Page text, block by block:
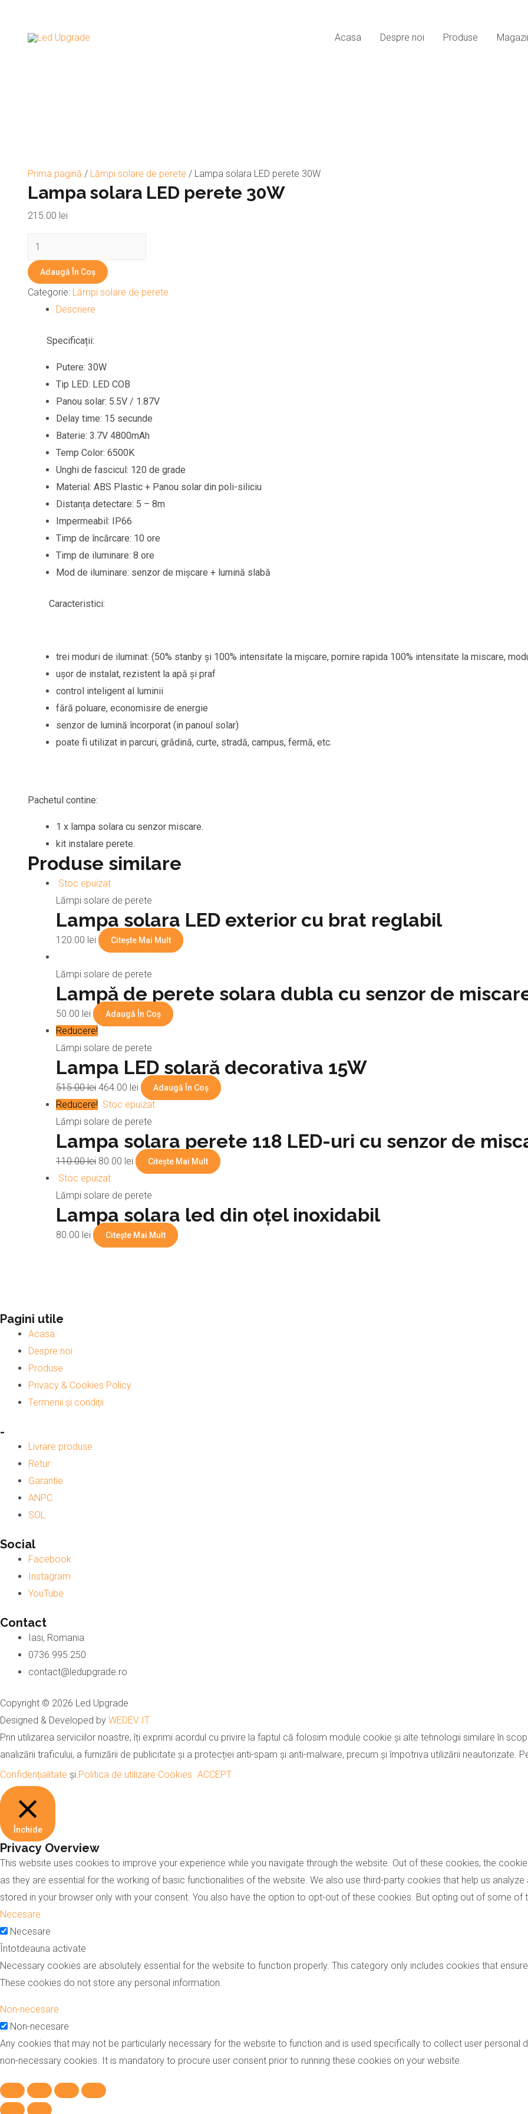
Acasa Despre noi Produse
Prima pagină / Lămpi solare de perete / Lampa solara LED perete 30W
Lampa solara LED perete 30W
215.00 lei
Cantitate
Lampa
solara
LED
perete
Adaugă În Coș
Categorie: Lămpi solare de perete
Descriere
Specificații:
Putere: 30W
Tip LED: LED COB
Panou solar: 5.5V / 1.87V
Delay time: 15 secunde
Baterie: 3.7V 4800mAh
Temp Color: 6500K
Unghi de fascicul: 120 de grade
Material: ABS Plastic + Panou solar din poli-siliciu
Distanța detectare: 5 – 8m
Impermeabil: IP66
Timp de încărcare: 10 ore
Timp de iluminare: 8 ore
Mod de iluminare: senzor de mișcare + lumină slabă
Caracteristici:
trei moduri de iluminat: (50% stanby și 100% intensitate la mișcare, pornire rapida 100% intensitate la miscare,
ușor de instalat, rezistent la apă și praf
control inteligent al luminii
fără poluare, economisire de energie
senzor de lumină încorporat (in panoul solar)
poate fi utilizat in parcuri, grădină, curte, stradă, campus, fermă, etc.
Pachetul contine:
1 x lampa solara cu senzor miscare.
kit instalare perete.
Produse similare
Stoc epuizat
Lămpi solare de perete
Lampa solara LED exterior cu brat reglabil
120.00 lei Citește Mai Mult
Lămpi solare de perete
Lampă de perete solara dubla cu senzor de
50.00 lei Adaugă În Coș
Reducere!
Lămpi solare de perete
Lampa LED solară decorativa 15W
515.00lei 464.00 lei Adaugă În Coș
Reducere! Stoc epuizat
Lămpi solare de perete
Lampa solara perete 118 LED-uri cu senzor de
110.00lei 80.00 lei Citește Mai Mult
Stoc epuizat
Lămpi solare de perete
Lampa solara led din oțel inoxidabil
80.00 lei Citește Mai Mult
Pagini utile
Acasa
Despre noi
Produse
Privacy & Cookies Policy
Termenii și condiții
-
Livrare produse
Retur
Garantie
ANPC
SOL
Social
Facebook
Instagram
YouTube
Contact
Iasi, Romania
0736.995.250
contact@ledupgrade.ro
Copyright © 2026 Led Upgrade
Designed & Developed by WEDEV IT
Prin utilizarea serviciilor noastre, îți exprimi acordul cu privire la faptul că folosim module cookie și alte tehnologii similare în
analizării traficului, a furnizării de publicitate și a protecției anti-spam și anti-malware, precum și împotriva utilizării neautorizate.
Confidențialitate și Politica de utilizare Cookies ACCEPT
Închide
Privacy Overview
This website uses cookies to improve your experience while you navigate through the website. Out of these cookies, the
as they are essential for the working of basic functionalities of the website. We also use third-party cookies that help us
stored in your browser only with your consent. You also have the option to opt-out of these cookies. But opting out of some
Necesare
Necesare
Întotdeauna activate
Necessary cookies are absolutely essential for the website to function properly. This category only includes cookies that
These cookies do not store any personal information.
Non-necesare
Non-necesare
Any cookies that may not be particularly necessary for the website to function and is used specifically to collect user personal
non-necessary cookies. It is mandatory to procure user consent prior to running these cookies on your website.